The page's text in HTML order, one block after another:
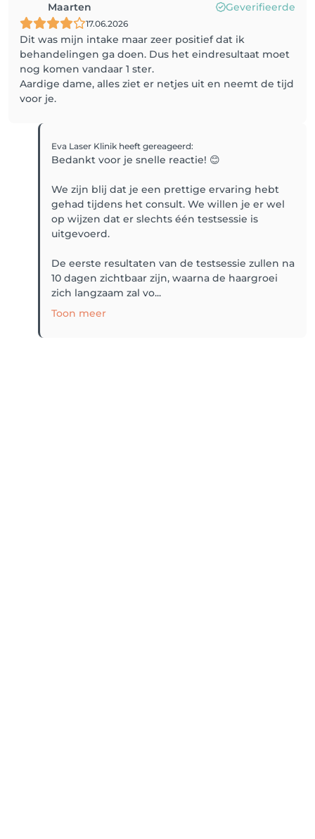
Maarten Geverifieerde
17.06.2026
Dit was mijn intake maar zeer positief dat ik
behandelingen ga doen. Dus het eindresultaat moet
nog komen vandaar 1 ster.
Aardige dame, alles ziet er netjes uit en neemt de tijd
voor je.
Eva Laser Klinik heeft gereageerd:
Bedankt voor je snelle reactie! 😊
We zijn blij dat je een prettige ervaring hebt
gehad tijdens het consult. We willen je er wel
op wijzen dat er slechts één testsessie is
uitgevoerd.
De eerste resultaten van de testsessie zullen na
10 dagen zichtbaar zijn, waarna de haargroei
zich langzaam zal vo...
Toon meer